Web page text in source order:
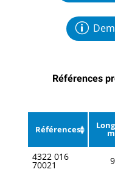
Références
Références
4322 016
70021